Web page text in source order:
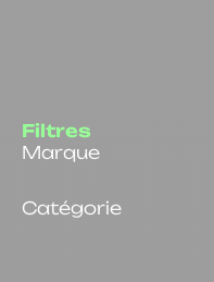
Filtres
Marque
Catégorie